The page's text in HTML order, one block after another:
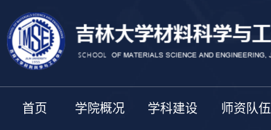
首页 学院概况 学科建设 师资队伍